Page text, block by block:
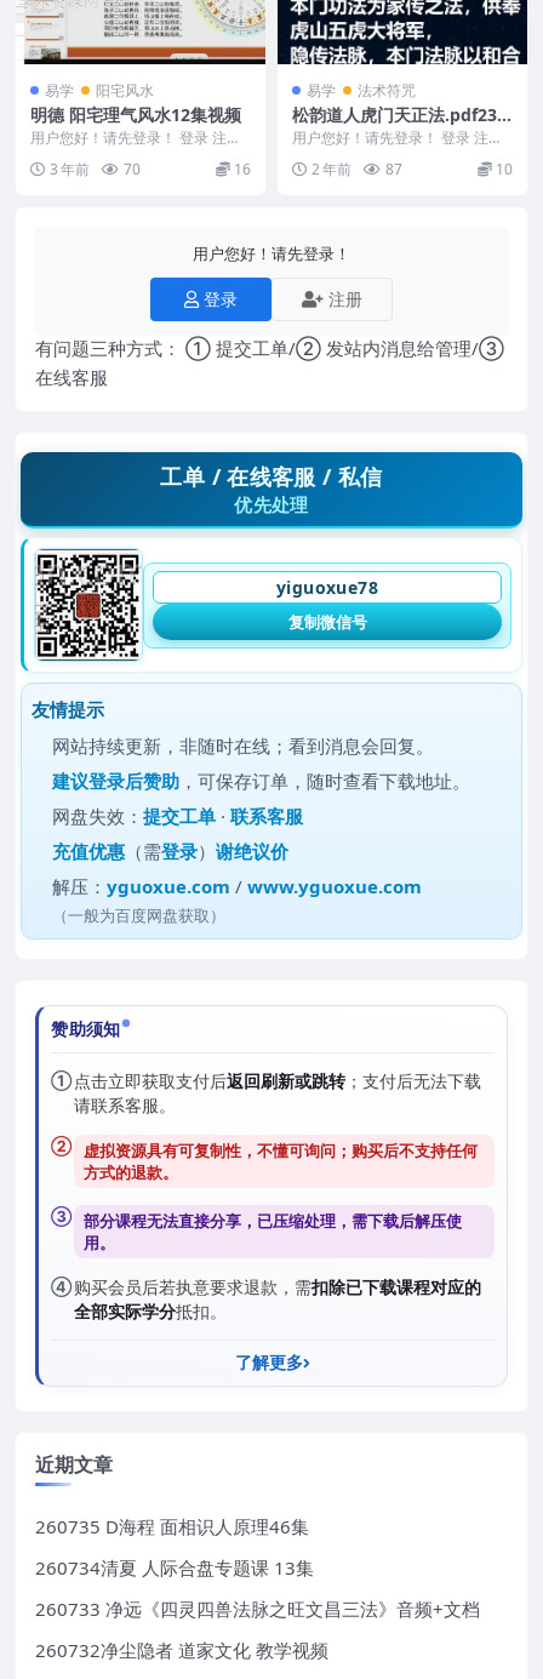
易学 阳宅风水
明德 阳宅理气风水12集视频
用户您好！请先登录！ 登录 注册
明德 阳宅理气风水12集视频 2401
164 ...3 年前 70 16
易学 法术符咒
松韵道人虎门天正法.pdf23
页Y
用户您好！请先登录！ 登录 注册
松韵道人虎门天正法.pdf23页Y 25
011...2 年前 87 10
用户您好！请先登录！
登录 注册
有问题三种方式： ① 提交工单/② 发站内消息给管理/③
在线客服
工单 / 在线客服 / 私信
优先处理
yiguoxue78
复制微信号
友情提示
网站持续更新，非随时在线；看到消息会回复。
建议登录后赞助 ，可保存订单，随时查看下载地址。
网盘失效：提交工单 ·联系客服
充值优惠 （需登录）谢绝议价
解压：yguoxue.com /www.yguoxue.com
（一般为百度网盘获取）
赞助须知
①点击立即获取支付后返回刷新或跳转；支付后无法下载
请联系客服。
② 虚拟资源具有可复制性，不懂可询问；购买后不支持任何
方式的退款。
③ 部分课程无法直接分享，已压缩处理，需下载后解压使
用。
④购买会员后若执意要求退款，需扣除已下载课程对应的
全部实际学分抵扣。
了解更多
近期文章
260735 D海程 面相识人原理46集
260734清夏 人际合盘专题课 13集
260733 净远《四灵四兽法脉之旺文昌三法》音频+文档
260732净尘隐者 道家文化 教学视频